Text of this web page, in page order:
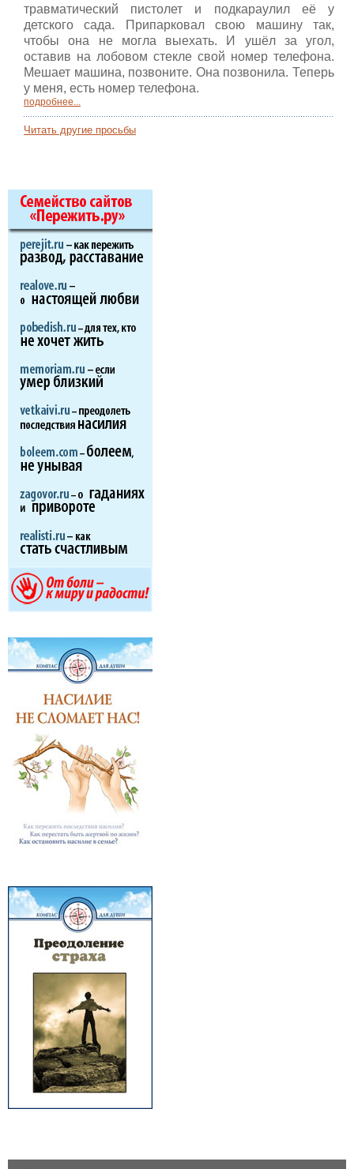
травматический пистолет и подкараулил её у
детского сада. Припарковал свою машину так,
чтобы она не могла выехать. И ушёл за угол,
оставив на лобовом стекле свой номер телефона.
Мешает машина, позвоните. Она позвонила. Теперь
у меня, есть номер телефона.
подробнее...
Читать другие просьбы